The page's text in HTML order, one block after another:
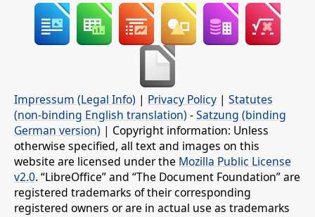
Impressum (Legal Info) | Privacy Policy | Statutes
(non-binding English translation) -Satzung (binding
German version) | Copyright information: Unless
otherwise specified, all text and images on this
website are licensed under the Mozilla Public License
v2.0. “LibreOffice” and “The Document Foundation” are
registered trademarks of their corresponding
registered owners or are in actual use as trademarks